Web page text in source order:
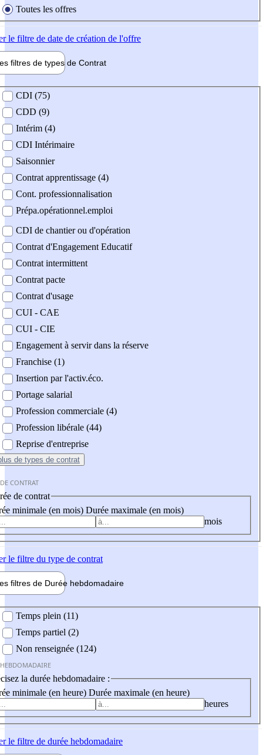
Toutes les offres
le filtre de date de création de l'offre
filtres de types de Contrat
contrat
CDI (75)
CDD (9)
Intérim (4)
CDI Intérimaire
Saisonnier
Contrat apprentissage (4)
Cont. professionnalisation
Prépa.opérationnel.emploi
CDI de chantier ou d'opération
Contrat d'Engagement Educatif
Contrat intermittent
Contrat pacte
Contrat d'usage
CUI - CAE
CUI - CIE
Engagement à servir dans la réserve
Franchise (1)
Insertion par l'activ.éco.
Portage salarial
Profession commerciale (4)
Profession libérale (44)
Reprise d'entreprise
de types de contrat
CONTRAT
de contrat
minimale (en mois) Durée maximale (en mois)
mois
le filtre du type de contrat
filtres de Durée hebdomadaire
Temps plein (11)
Temps partiel (2)
Non renseignée (124)
la durée hebdomadaire :
minimale (en heure) Durée maximale (en heure)
heures
le filtre de durée hebdomadaire